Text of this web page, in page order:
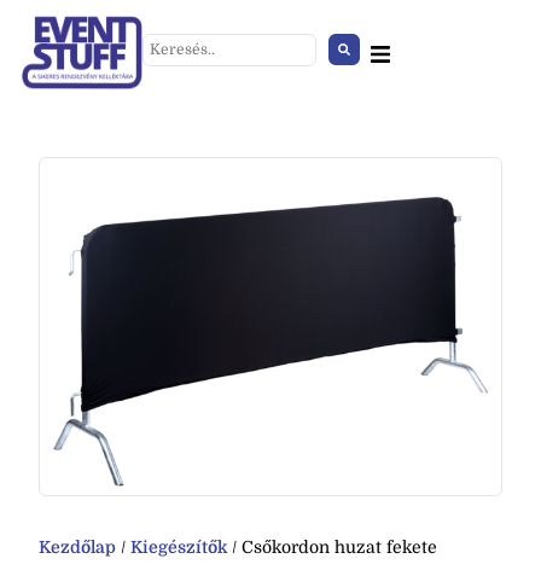
Kezdőlap / Kiegészítők / Csőkordon huzat fekete